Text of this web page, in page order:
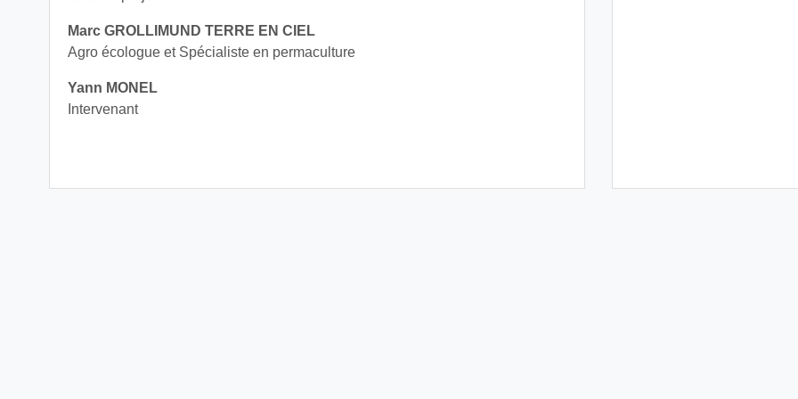
Marc GROLLIMUND TERRE EN CIEL
Agro écologue et Spécialiste en permaculture
Yann MONEL
Intervenant